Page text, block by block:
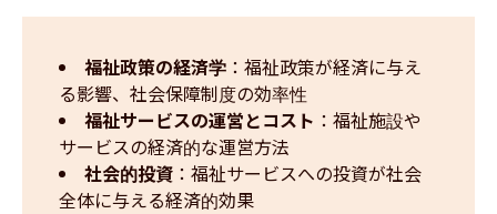
福祉政策の経済学 ：福祉政策が経済に与え
る影響、社会保障制度の効率性
福祉サービスの運営とコスト ：福祉施設や
サービスの経済的な運営方法
社会的投資 ：福祉サービスへの投資が社会
全体に与える経済的効果